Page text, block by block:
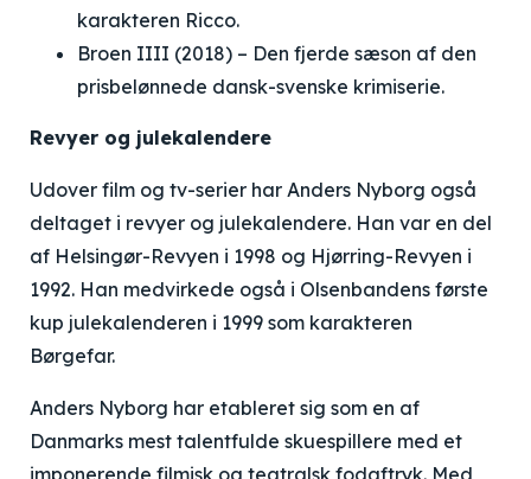
karakteren Ricco.
Broen IIII (2018) – Den fjerde sæson af den
prisbelønnede dansk-svenske krimiserie.
Revyer og julekalendere
Udover film og tv-serier har Anders Nyborg også
deltaget i revyer og julekalendere. Han var en del
af Helsingør-Revyen i 1998 og Hjørring-Revyen i
1992. Han medvirkede også i Olsenbandens første
kup julekalenderen i 1999 som karakteren
Børgefar.
Anders Nyborg har etableret sig som en af
Danmarks mest talentfulde skuespillere med et
imponerende filmisk og teatralsk fodaftryk. Med